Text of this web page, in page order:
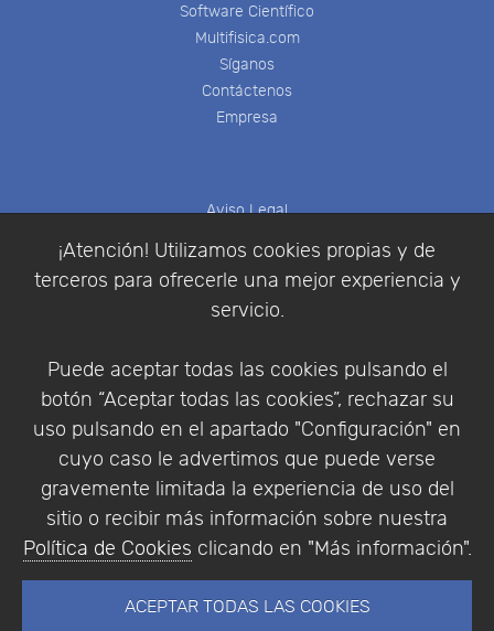
¡Atención! Utilizamos cookies propias y de
terceros para ofrecerle una mejor experiencia y
servicio.
Puede aceptar todas las cookies pulsando el
botón “Aceptar todas las cookies”, rechazar su
uso pulsando en el apartado "Configuración" en
cuyo caso le advertimos que puede verse
gravemente limitada la experiencia de uso del
sitio o recibir más información sobre nuestra
Política de Cookies clicando en "Más información".
ACEPTAR TODAS LAS COOKIES
Software Científico
Multifisica.com
Síganos
Contáctenos
Empresa
Aviso Legal
Política de Privacidad
Condiciones de compra
Identificarse
Empresa|Aviso Legal| Política de Privacidad |
Política de Cookies
© Copyright 1994 - 2026. Addlink Software
Científico, S.L.
Portugal.